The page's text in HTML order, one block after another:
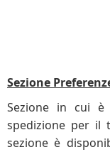
Sezione
Sezione in cui è
spedizione per il
sezione è